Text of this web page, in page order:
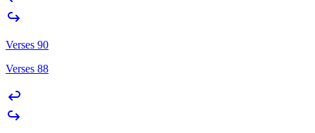
Verses 90
Verses 88